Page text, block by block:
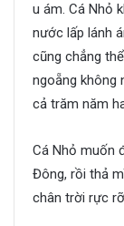
u ám. Cá Nhỏ
nước lấp lánh
cũng chẳng
ngoẵng không
cả trăm năm
Cá Nhỏ muốn
Đông, rồi thả
chân trời rực